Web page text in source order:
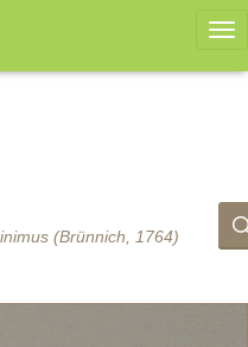
(Brünnich, 1764)